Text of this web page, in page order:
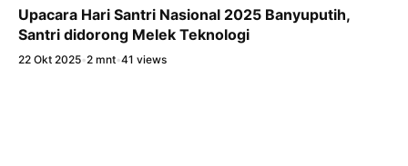
Upacara Hari Santri Nasional 2025 Banyuputih,
Santri didorong Melek Teknologi
22 Okt 2025•2 mnt•41 views